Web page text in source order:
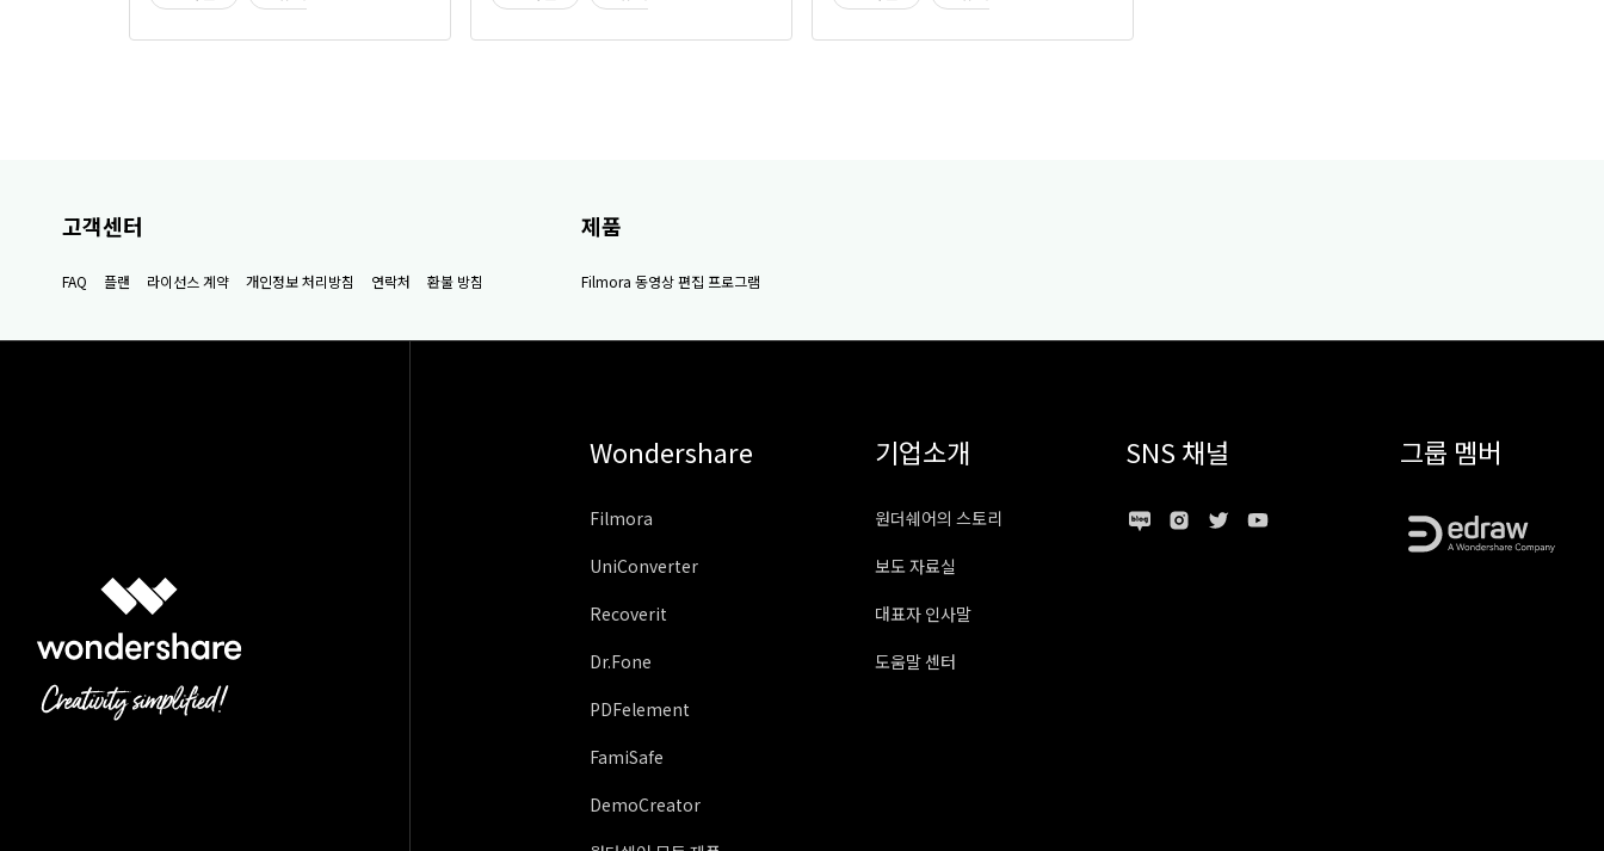
고객센터
FAQ 플랜 라이선스 계약 개인정보 처리방침 연락처 환불 방침
제품
Filmora 동영상 편집 프로그램
Wondershare
Filmora
UniConverter
Recoverit
Dr.Fone
PDFelement
FamiSafe
DemoCreator
기업소개
원더쉐어의 스토리
보도 자료실
대표자 인사말
도움말 센터
SNS 채널 그룹 멤버